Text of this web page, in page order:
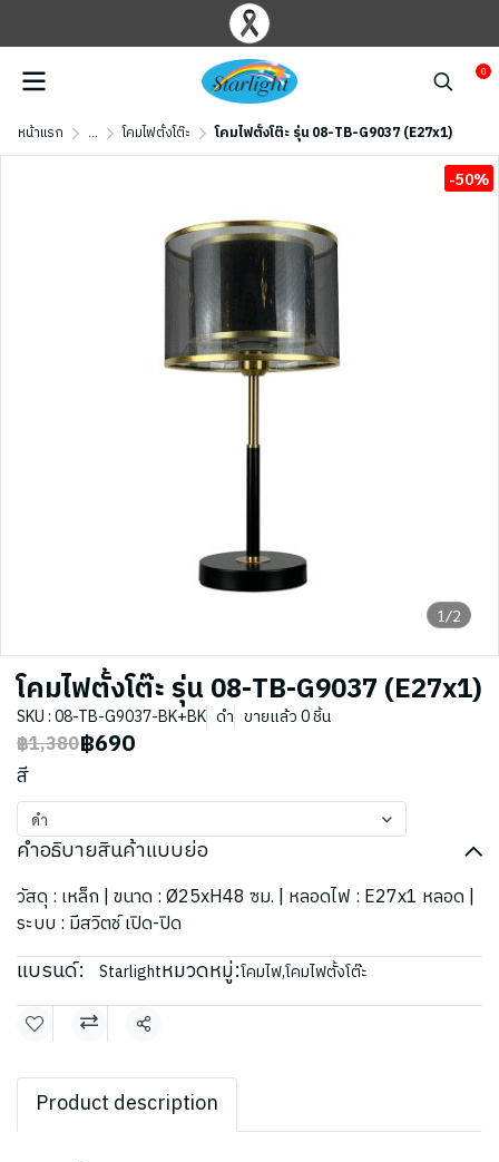
0
หน้าแรก ... โคมไฟตั้งโต๊ะ โคมไฟตั้งโต๊ะ รุ่น 08-TB-G9037 (E27x1)
1/2
-50%
โคมไฟตั้งโต๊ะ รุ่น 08-TB-G9037 (E27x1)
SKU : 08-TB-G9037-BK+BK ดำ ขายแล้ว 0 ชิ้น
฿1,380฿690
สี
ดำ
คำอธิบายสินค้าแบบย่อ
วัสดุ : เหล็ก | ขนาด : Ø25xH48 ซม. | หลอดไฟ : E27x1 หลอด |
ระบบ : มีสวิตช์ เปิด-ปิด
แบรนด์: Starlightหมวดหมู่:โคมไฟ,โคมไฟตั้งโต๊ะ
แชร์
Product description